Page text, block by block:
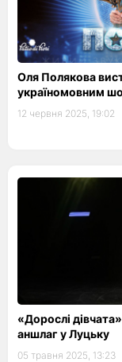
Оля Полякова
україномовним
12 червня 2025, 19:02
«Дорослі
аншлаг у Луцьку
05 травня 2025, 13:23